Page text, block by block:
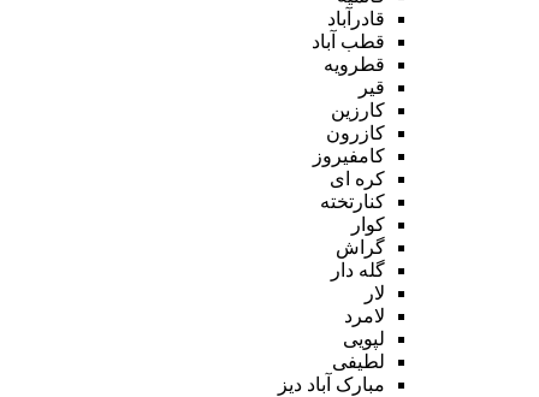
قادرآباد
قطب آباد
قطرویه
قیر
کارزین
کازرون
کامفیروز
کره ای
کنارتخته
کوار
گراش
گله دار
لار
لامرد
لپویی
لطیفی
مبارک آباد دیز